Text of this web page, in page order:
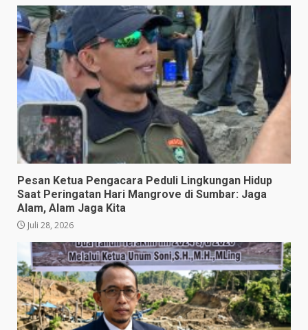
Pesan Ketua Pengacara Peduli Lingkungan Hidup
Saat Peringatan Hari Mangrove di Sumbar: Jaga
Alam, Alam Jaga Kita
Juli 28, 2026